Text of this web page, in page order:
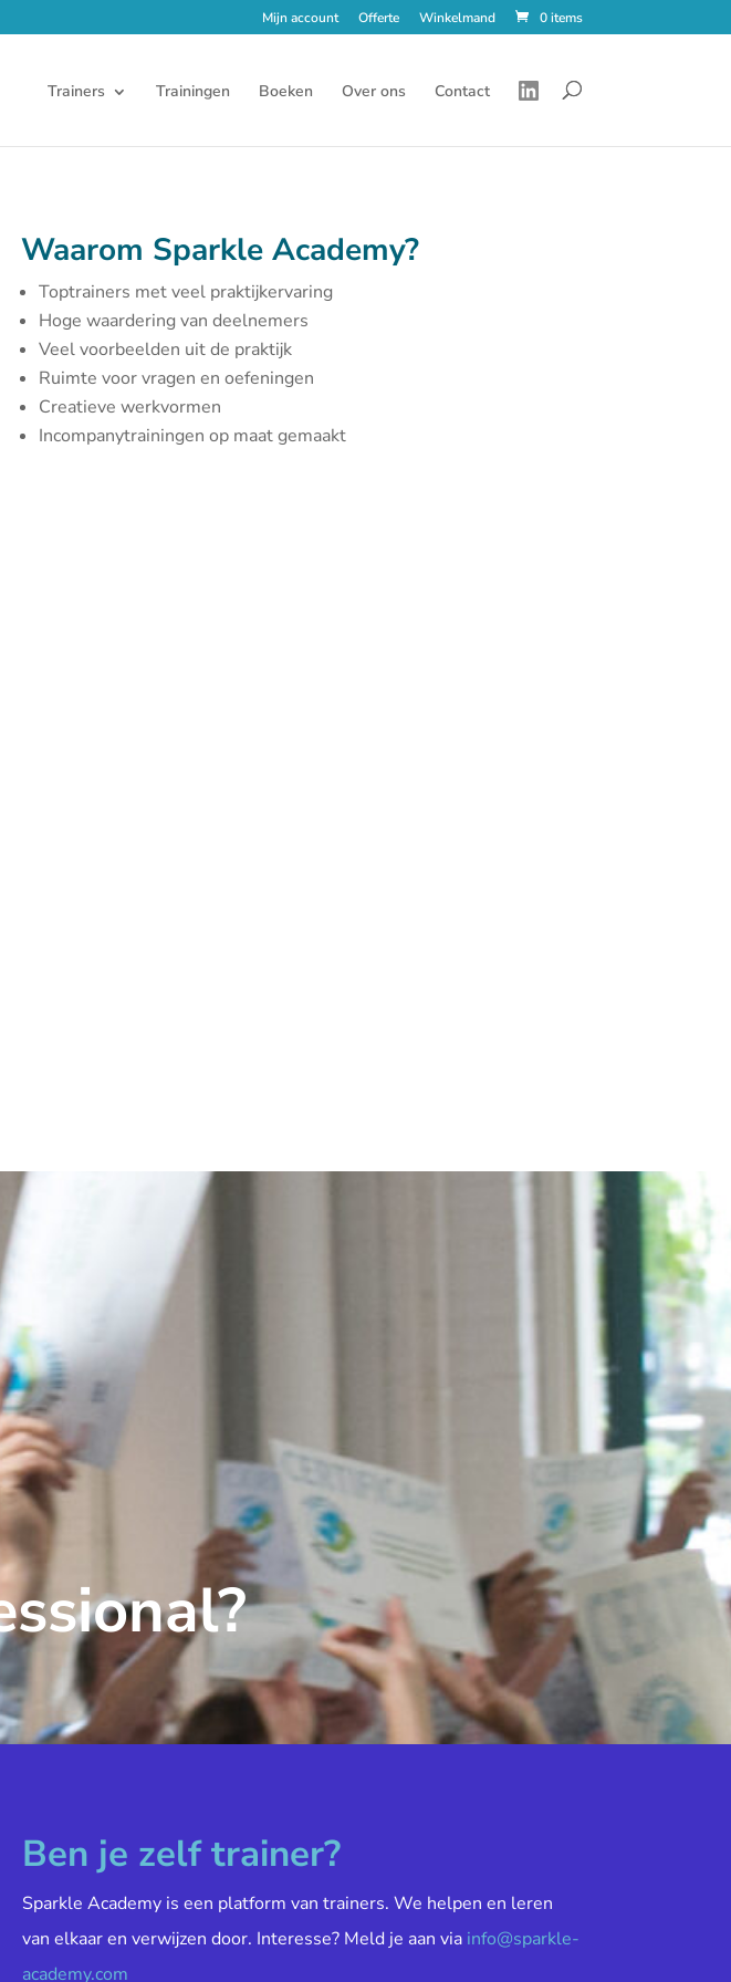
Mijn account Offerte Winkelmand 0 items
Trainers Trainingen Boeken Over ons Contact
Waarom Sparkle Academy?
Toptrainers met veel praktijkervaring
Hoge waardering van deelnemers
Veel voorbeelden uit de praktijk
Ruimte voor vragen en oefeningen
Creatieve werkvormen
Incompanytrainingen op maat gemaakt
Ben je zelf trainer?
Sparkle Academy is een platform van trainers. We helpen en leren
van elkaar en verwijzen door. Interesse? Meld je aan via info@sparkle-
academy.com